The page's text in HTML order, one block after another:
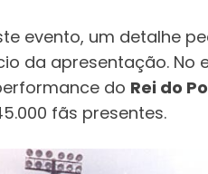
evento, um detalhe
da apresentação. No
do Rei do
fãs presentes.